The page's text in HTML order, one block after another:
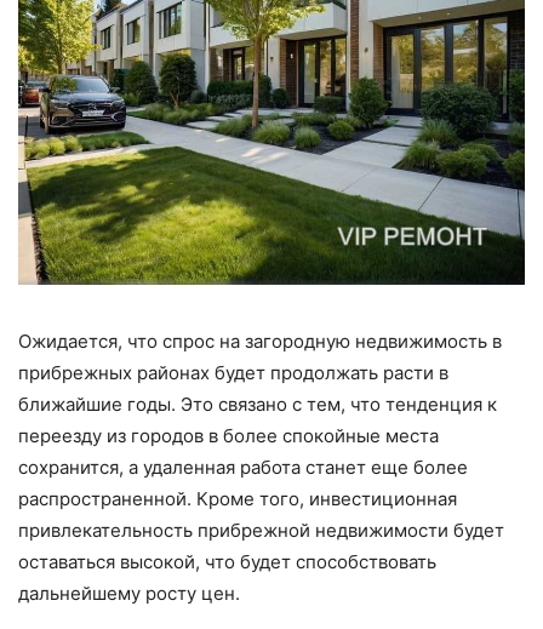
Ожидается, что спрос на загородную недвижимость в
прибрежных районах будет продолжать расти в
ближайшие годы. Это связано с тем, что тенденция к
переезду из городов в более спокойные места
сохранится, а удаленная работа станет еще более
распространенной. Кроме того, инвестиционная
привлекательность прибрежной недвижимости будет
оставаться высокой, что будет способствовать
дальнейшему росту цен.